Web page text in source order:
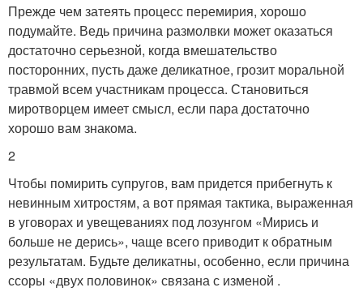
Прежде чем затеять процесс перемирия, хорошо
подумайте. Ведь причина размолвки может оказаться
достаточно серьезной, когда вмешательство
посторонних, пусть даже деликатное, грозит моральной
травмой всем участникам процесса. Становиться
миротворцем имеет смысл, если пара достаточно
хорошо вам знакома.
2
Чтобы помирить супругов, вам придется прибегнуть к
невинным хитростям, а вот прямая тактика, выраженная
в уговорах и увещеваниях под лозунгом «Мирись и
больше не дерись», чаще всего приводит к обратным
результатам. Будьте деликатны, особенно, если причина
ссоры «двух половинок» связана с изменой .